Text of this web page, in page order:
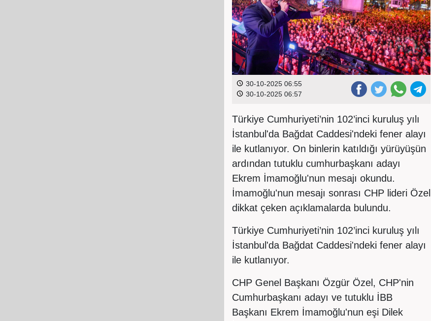
30-10-2025 06:55
30-10-2025 06:57
Türkiye Cumhuriyeti’nin 102’inci kuruluş yılı
İstanbul'da Bağdat Caddesi'ndeki fener alayı
ile kutlanıyor. On binlerin katıldığı yürüyüşün
ardından tutuklu cumhurbaşkanı adayı
Ekrem İmamoğlu'nun mesajı okundu.
İmamoğlu'nun mesajı sonrası CHP lideri Özel
dikkat çeken açıklamalarda bulundu.
Türkiye Cumhuriyeti’nin 102’inci kuruluş yılı
İstanbul'da Bağdat Caddesi'ndeki fener alayı
ile kutlanıyor.
CHP Genel Başkanı Özgür Özel, CHP'nin
Cumhurbaşkanı adayı ve tutuklu İBB
Başkanı Ekrem İmamoğlu'nun eşi Dilek